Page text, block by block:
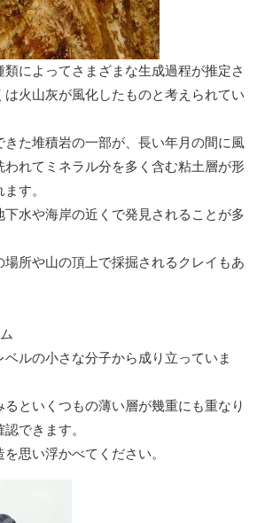
類によってさまざまな生成過程が推定さ
は火山灰が風化したものと考えられてい
きた堆積岩の一部が、長い年月の間に風
われてミネラル分を多く含む粘土層が形
す。
下水や海岸の近くで発見されることが多
場所や山の頂上で採掘されるクレイもあ
ベルの小さな分子から成り立っていま
といくつもの薄い層が幾重にも重なり
できます。
思い浮かべてください。